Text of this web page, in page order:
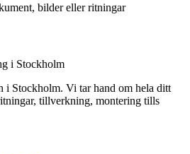
bilder eller ritningar
i Stockholm
i Stockholm. Vi tar hand om hela ditt
tillverkning, montering tills